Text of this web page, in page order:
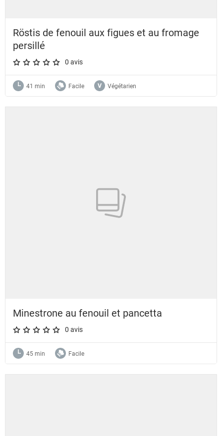
Röstis de fenouil aux figues et au fromage
persillé
A star rating of 0 out of 5.
0 avis
41 min Facile Végétarien
Minestrone au fenouil et pancetta
A star rating of 0 out of 5.
0 avis
45 min Facile